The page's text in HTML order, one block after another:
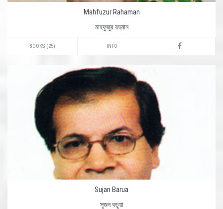
Mahfuzur Rahaman
মাহফুজুর রহমান
BOOKS (25) INFO
Sujan Barua
সুজন বড়ুয়া